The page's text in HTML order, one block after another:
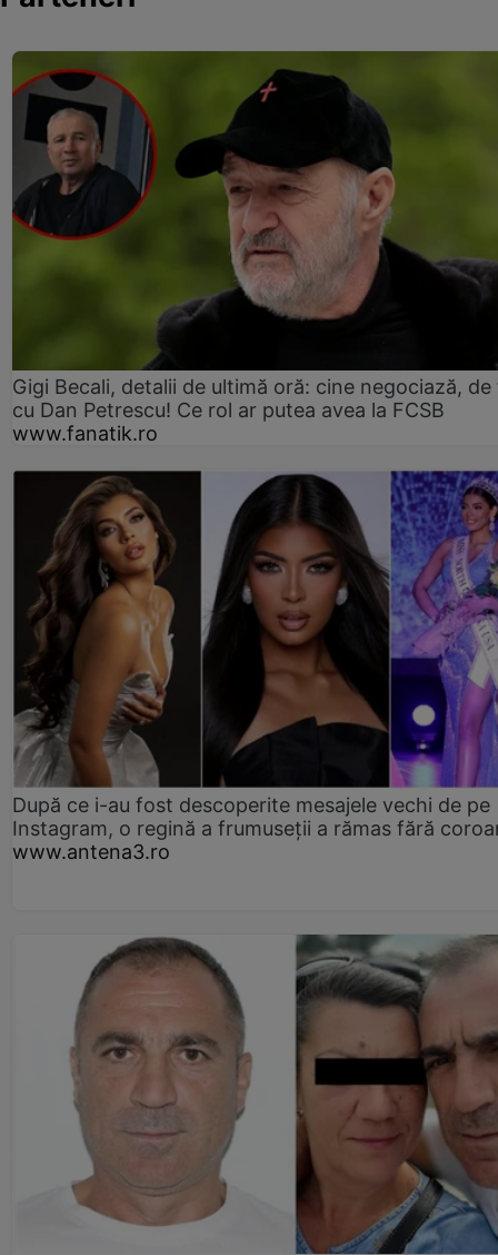
Gigi Becali, detalii de ultimă oră: cine negociază,
cu Dan Petrescu! Ce rol ar putea avea la FCSB
www.fanatik.ro
După ce i-au fost descoperite mesajele vechi de pe
Instagram, o regină a frumuseții a rămas fără
www.antena3.ro